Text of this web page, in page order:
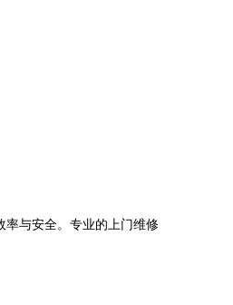
率与安全。专业的上门维修